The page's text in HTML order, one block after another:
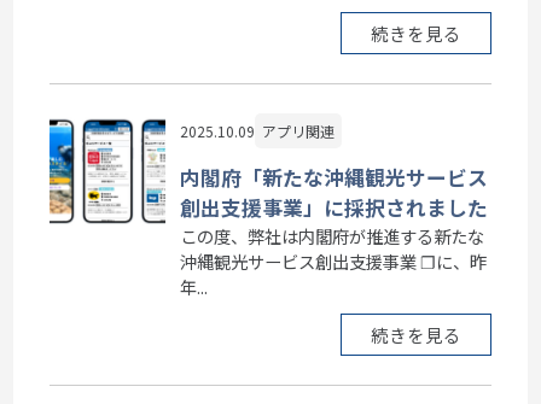
続きを見る
2025.10.09 アプリ関連
内閣府「新たな沖縄観光サービス
創出支援事業」に採択されました
この度、弊社は内閣府が推進する新たな
沖縄観光サービス創出支援事業 ❐に、昨
年...
続きを見る